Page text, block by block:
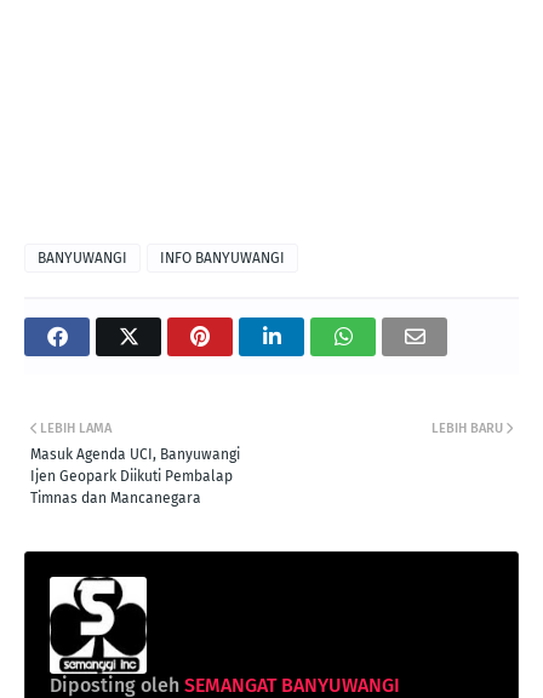
BANYUWANGI INFO BANYUWANGI
LEBIH BARU
LEBIH LAMA
Masuk Agenda UCI, Banyuwangi
Ijen Geopark Diikuti Pembalap
Timnas dan Mancanegara
Diposting oleh SEMANGAT BANYUWANGI